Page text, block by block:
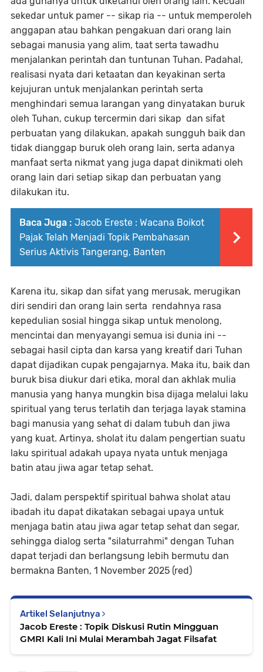
sekedar untuk pamer -- sikap ria -- untuk memperoleh
anggapan atau bahkan pengakuan dari orang lain
sebagai manusia yang alim, taat serta tawadhu
menjalankan perintah dan tuntunan Tuhan. Padahal,
realisasi nyata dari ketaatan dan keyakinan serta
kejujuran untuk menjalankan perintah serta
menghindari semua larangan yang dinyatakan buruk
oleh Tuhan, cukup tercermin dari sikap dan sifat
perbuatan yang dilakukan, apakah sungguh baik dan
tidak dianggap buruk oleh orang lain, serta adanya
manfaat serta nikmat yang juga dapat dinikmati oleh
orang lain dari setiap sikap dan perbuatan yang
dilakukan itu.
Baca Juga : Jacob Ereste : Wacana Boikot
Pajak Telah Menjadi Topik Pembahasan
Serius Aktivis Tangerang, Banten
Karena itu, sikap dan sifat yang merusak, merugikan
diri sendiri dan orang lain serta rendahnya rasa
kepedulian sosial hingga sikap untuk menolong,
mencintai dan menyayangi semua isi dunia ini --
sebagai hasil cipta dan karsa yang kreatif dari Tuhan
dapat dijadikan cupak pengajarnya. Maka itu, baik dan
buruk bisa diukur dari etika, moral dan akhlak mulia
manusia yang hanya mungkin bisa dijaga melalui laku
spiritual yang terus terlatih dan terjaga layak stamina
bagi manusia yang sehat di dalam tubuh dan jiwa
yang kuat. Artinya, sholat itu dalam pengertian suatu
laku spiritual adakah upaya nyata untuk menjaga
batin atau jiwa agar tetap sehat.
Jadi, dalam perspektif spiritual bahwa sholat atau
ibadah itu dapat dikatakan sebagai upaya untuk
menjaga batin atau jiwa agar tetap sehat dan segar,
sehingga dialog serta "silaturrahmi" dengan Tuhan
dapat terjadi dan berlangsung lebih bermutu dan
bermakna Banten, 1 November 2025 (red)
Artikel Selanjutnya
Jacob Ereste : Topik Diskusi Rutin Mingguan
GMRI Kali Ini Mulai Merambah Jagat Filsafat